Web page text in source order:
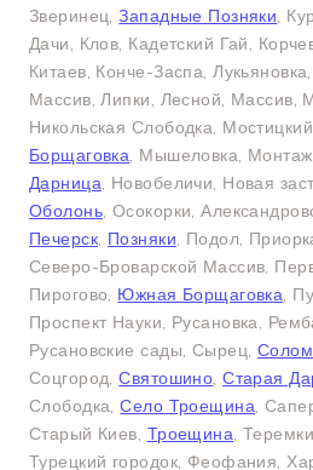
Зверинец,Западные Позняки ,
Дачи, Клов, Кадетский Гай,
Китаев, Конче-Заспа,
Массив, Липки, Лесной, Массив,
Никольская Слободка,
Борщаговка , Мышеловка,
Дарница , Новобеличи, Новая
Оболонь , Осокорки,
Печерск Позняки , Подол,
Северо-Броварской Массив,
Пирогово, Южная Борщаговка ,
Проспект Науки, Русановка,
Русановские сады, Сырец,
Соцгород,Святошино ,Старая
Слободка,Село Троещина ,
Старый Киев, Троещина ,
Турецкий городок, Феофания,